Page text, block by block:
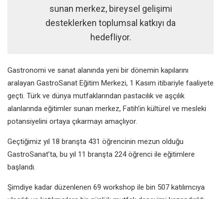
sunan merkez, bireysel gelişimi
desteklerken toplumsal katkıyı da
hedefliyor.
Gastronomi ve sanat alanında yeni bir dönemin kapılarını
aralayan GastroSanat Eğitim Merkezi, 1 Kasım itibariyle faaliyete
geçti. Türk ve dünya mutfaklarından pastacılık ve aşçılık
alanlarında eğitimler sunan merkez, Fatih’in kültürel ve mesleki
potansiyelini ortaya çıkarmayı amaçlıyor.
Geçtiğimiz yıl 18 branşta 431 öğrencinin mezun olduğu
GastroSanat’ta, bu yıl 11 branşta 224öğrenci ile eğitimlere
başlandı.
Şimdiye kadar düzenlenen 69 workshop ile bin 507 katılımcıya